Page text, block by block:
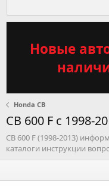
Новые
Honda CB
CB 600 F c 1998-
CB 600 F (1998-2013)
каталоги инструкции